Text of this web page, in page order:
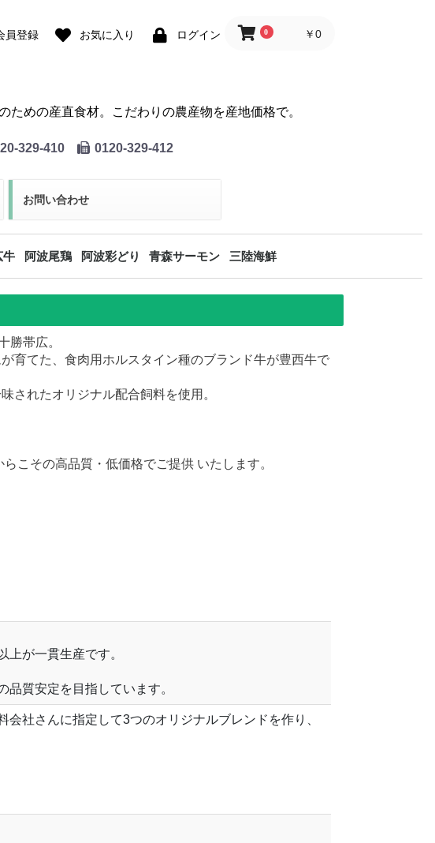
員登録 お気に入り ログイン 0 ￥0
ための産直食材。 こだわりの農産物を産地価格で。
329-410 0120-329-412
お問い合わせ
牛
モン
阿波尾鶏 阿波彩どり 青森サーモン 三陸海鮮
バチマグロ
天然本マグロ
タラバガニ
サンマ
勝帯広。
育てた、食肉用ホルスタイン種のブランド牛が豊西牛で
されたオリジナル配合飼料を使用。
こその高品質・低価格でご提供 いたします。
が一貫生産です。
質安定を目指しています。
社さんに指定して3つのオリジナルブレンドを作り、